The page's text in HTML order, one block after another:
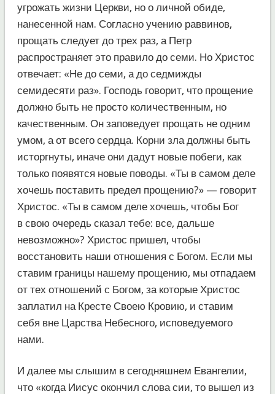
угрожать жизни Церкви, но о личной обиде,
нанесенной нам. Согласно учению раввинов,
прощать следует до трех раз, а Петр
распространяет это правило до семи. Но Христос
отвечает: «Не до семи, а до седмижды
семидесяти раз». Господь говорит, что прощение
должно быть не просто количественным, но
качественным. Он заповедует прощать не одним
умом, а от всего сердца. Корни зла должны быть
исторгнуты, иначе они дадут новые побеги, как
только появятся новые поводы. «Ты в самом деле
хочешь поставить предел прощению?» — говорит
Христос. «Ты в самом деле хочешь, чтобы Бог
в свою очередь сказал тебе: все, дальше
невозможно»? Христос пришел, чтобы
восстановить наши отношения с Богом. Если мы
ставим границы нашему прощению, мы отпадаем
от тех отношений с Богом, за которые Христос
заплатил на Кресте Своею Кровию, и ставим
себя вне Царства Небесного, исповедуемого
нами.
И далее мы слышим в сегодняшнем Евангелии,
что «когда Иисус окончил слова сии, то вышел из